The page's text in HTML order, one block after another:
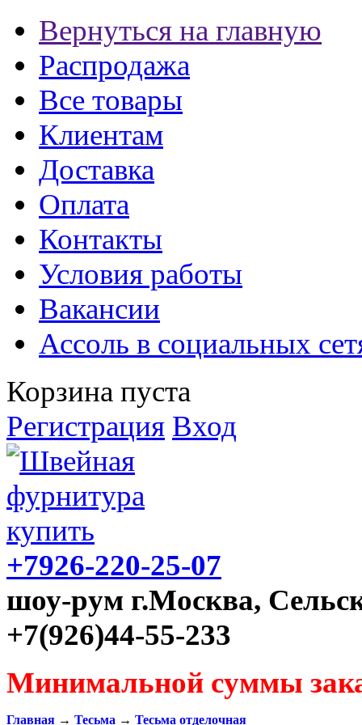
Вернуться на главную
Распродажа
Все товары
Клиентам
Доставка
Оплата
Контакты
Условия работы
Вакансии
Ассоль в социальных
Корзина пуста
Регистрация Вход
+7926-220-25-07
шоу-рум г.Москва,
+7(926)44-55-233
Минимальной суммы
Главная → Тесьма → Тесьма отделочная